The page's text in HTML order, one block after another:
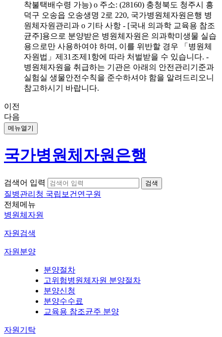
착불택배수령 가능) o 주소: (28160) 충청북도 청주시 흥
덕구 오송읍 오송생명 2로 220, 국가병원체자원은행 병
원체자원관리과 o 기타 사항 - [국내 의과학 교육용 참조
균주]용으로 분양받은 병원체자원은 의과학미생물 실습
용으로만 사용하여야 하며, 이를 위반할 경우 「병원체
자원법」제31조제1항에 따라 처벌받을 수 있습니다. -
병원체자원을 취급하는 기관은 아래의 안전관리기준과
실험실 생물안전수칙을 준수하셔야 함을 알려드리오니
참고하시기 바랍니다.
이전
다음
메뉴열기
국가병원체자원은행
검색어 입력
질병관리청 국립보건연구원
전체메뉴
병원체자원
자원검색
자원분양
분양절차
고위험병원체자원 분양절차
분양신청
분양수수료
교육용 참조균주 분양
자원기탁